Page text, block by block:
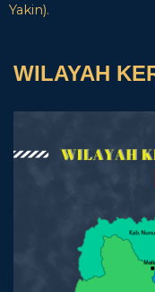
Yakin).
WILAYAH